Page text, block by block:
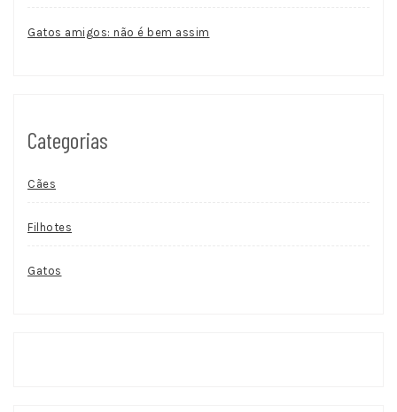
Gatos amigos: não é bem assim
Categorias
Cães
Filhotes
Gatos